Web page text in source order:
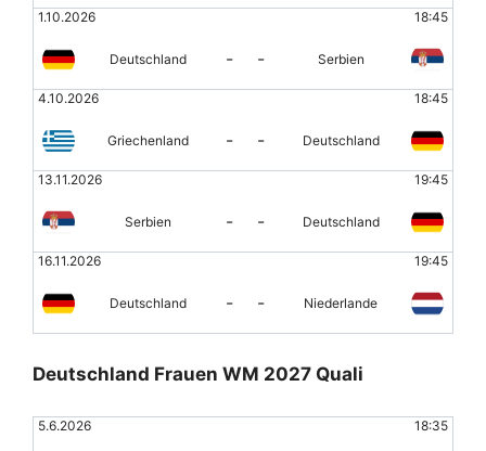
1.10.2026 18:45
Deutschland - - Serbien
4.10.2026 18:45
Griechenland - - Deutschland
13.11.2026 19:45
Serbien - - Deutschland
16.11.2026 19:45
Deutschland - - Niederlande
Deutschland Frauen WM 2027 Quali
5.6.2026 18:35